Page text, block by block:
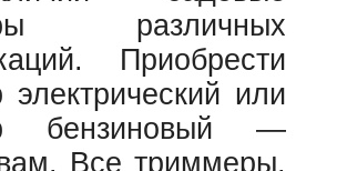
различных
Приобрести
или
бензиновый —
Все триммеры,